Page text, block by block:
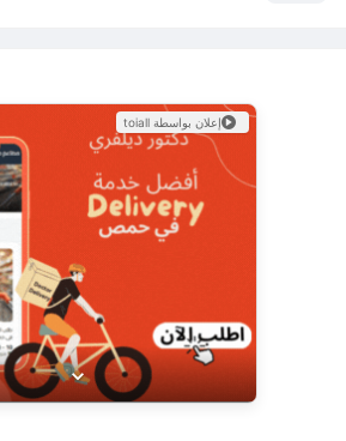
إعلان بواسطة toiall